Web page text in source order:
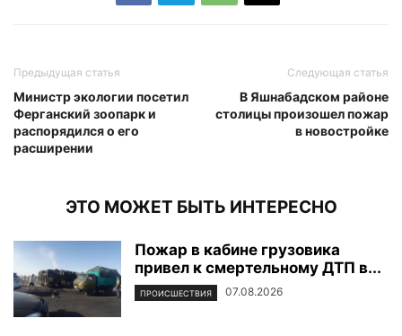
Предыдущая статья
Министр экологии посетил
Ферганский зоопарк и
распорядился о его
расширении
Следующая статья
В Яшнабадском районе
столицы произошел пожар
в новостройке
ЭТО МОЖЕТ БЫТЬ ИНТЕРЕСНО
Пожар в кабине грузовика
привел к смертельному ДТП в...
ПРОИСШЕСТВИЯ 07.08.2026